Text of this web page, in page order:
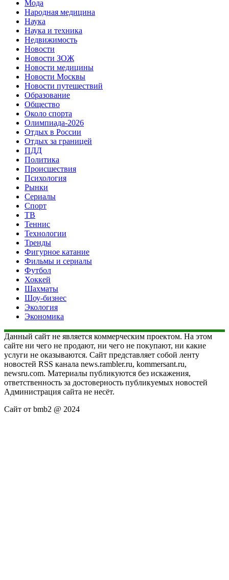
Мода
Народная медицина
Наука
Наука и техника
Недвижимость
Новости
Новости ЗОЖ
Новости медицины
Новости Москвы
Новости путешествий
Образование
Общество
Около спорта
Олимпиада-2026
Отдых в России
Отдых за границей
ПДД
Политика
Происшествия
Психология
Рынки
Сериалы
Спорт
ТВ
Теннис
Технологии
Тренды
Фигурное катание
Фильмы и сериалы
Футбол
Хоккей
Шахматы
Шоу-бизнес
Экология
Экономика
Данный сайт не является коммерческим проектом. На этом
сайте ни чего не продают, ни чего не покупают, ни какие
услуги не оказываются. Сайт представляет собой ленту
новостей RSS канала news.rambler.ru, kommersant.ru,
newsru.com. Материалы публикуются без искажения,
ответственность за достоверность публикуемых новостей
Администрация сайта не несёт.
Сайт от bmb2 @ 2024